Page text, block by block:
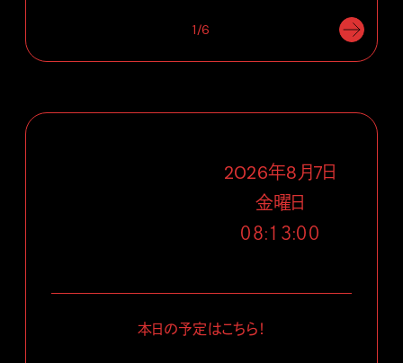
1/6
2026年8月7日
金曜日
０８:１３:０１
本日の予定はこちら！